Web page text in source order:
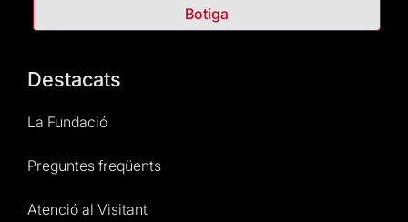
Botiga
Destacats
La Fundació
Preguntes freqüents
Atenció al Visitant